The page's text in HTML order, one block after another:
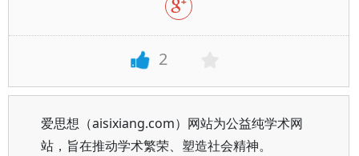
2
爱思想（aisixiang.com）网站为公益纯学术网
站，旨在推动学术繁荣、塑造社会精神。